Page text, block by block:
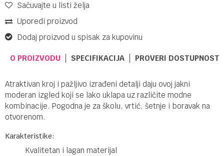
Sačuvajte u listi želja
Uporedi proizvod
Dodaj proizvod u spisak za kupovinu
O PROIZVODU SPECIFIKACIJA PROVERI DOSTUPNOST
Atraktivan kroj i pažljivo izrađeni detalji daju ovoj jakni
moderan izgled koji se lako uklapa uz različite modne
kombinacije. Pogodna je za školu, vrtić, šetnje i boravak na
otvorenom.
Karakteristike:
Kvalitetan i lagan materijal